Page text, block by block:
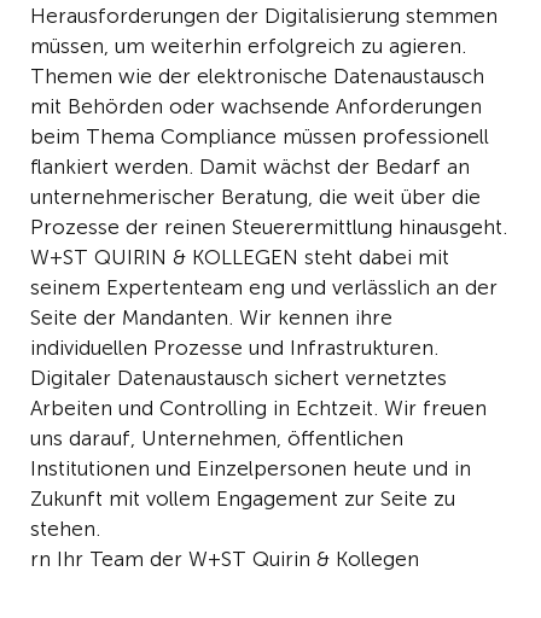
Herausforderungen der Digitalisierung stemmen
müssen, um weiterhin erfolgreich zu agieren.
Themen wie der elektronische Datenaustausch
mit Behörden oder wachsende Anforderungen
beim Thema Compliance müssen professionell
flankiert werden. Damit wächst der Bedarf an
unternehmerischer Beratung, die weit über die
Prozesse der reinen Steuerermittlung hinausgeht.
W+ST QUIRIN & KOLLEGEN steht dabei mit
seinem Expertenteam eng und verlässlich an der
Seite der Mandanten. Wir kennen ihre
individuellen Prozesse und Infrastrukturen.
Digitaler Datenaustausch sichert vernetztes
Arbeiten und Controlling in Echtzeit. Wir freuen
uns darauf, Unternehmen, öffentlichen
Institutionen und Einzelpersonen heute und in
Zukunft mit vollem Engagement zur Seite zu
stehen.
rn Ihr Team der W+ST Quirin & Kollegen